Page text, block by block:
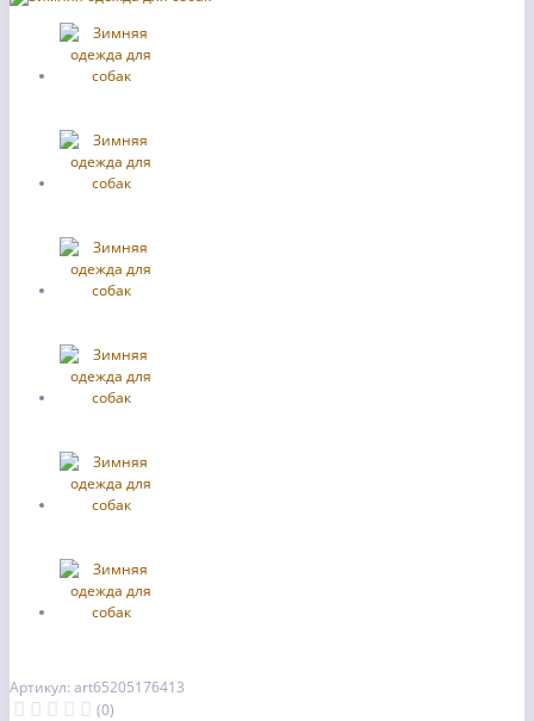
Артикул: art65205176413
(0)